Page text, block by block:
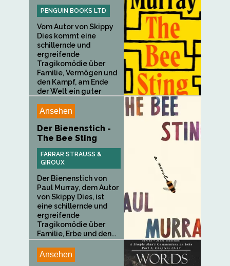
PENGUIN BOOKS LTD
Vom Autor von Skippy
Dies kommt eine
schillernde und
ergreifende
Tragikomödie über
Familie, Vermögen und
den Kampf, am Ende
der Welt ein guter
Ansehen
Der Bienenstich -
The Bee Sting
FARRAR STRAUSS &
GIROUX
Der Bienenstich von
Paul Murray, dem Autor
von Skippy Dies, ist
eine schillernde und
ergreifende
Tragikomödie über
Familie, Erbe und den...
Ansehen